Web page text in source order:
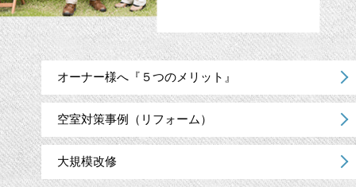
オーナー様へ『５つのメリット』
空室対策事例（リフォーム）
大規模改修